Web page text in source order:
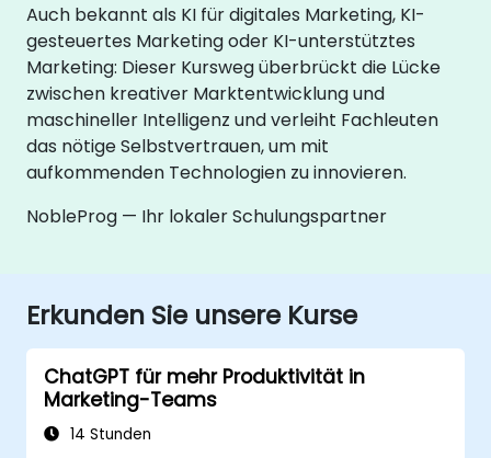
Auch bekannt als KI für digitales Marketing, KI-
gesteuertes Marketing oder KI-unterstütztes
Marketing: Dieser Kursweg überbrückt die Lücke
zwischen kreativer Marktentwicklung und
maschineller Intelligenz und verleiht Fachleuten
das nötige Selbstvertrauen, um mit
aufkommenden Technologien zu innovieren.
NobleProg — Ihr lokaler Schulungspartner
Erkunden Sie unsere Kurse
ChatGPT für mehr Produktivität in
Marketing-Teams
14 Stunden